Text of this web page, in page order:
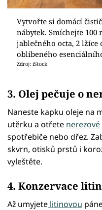
Vytvořte si domácí
nábytek. Smíchejte
jablečného octa, 2
oblíbeného
Zdroj: iStock
3. Olej pečuje o
Naneste kapku oleje na
utěrku a otřete nerezové
spotřebiče nebo dřez.
skvrn, otisků prstů i
vyleštěte.
4. Konzervace
Až umyjete litinovou